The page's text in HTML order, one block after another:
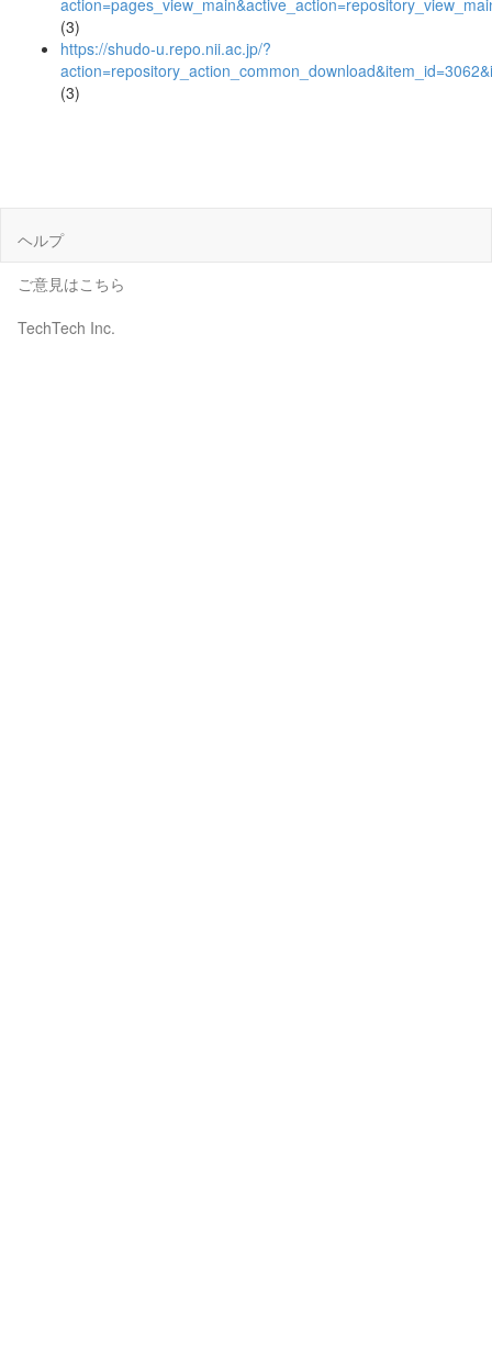
(3)
https://shudo-u.repo.nii.ac.jp/?
(3)
ヘルプ
ご意見はこちら
TechTech Inc.